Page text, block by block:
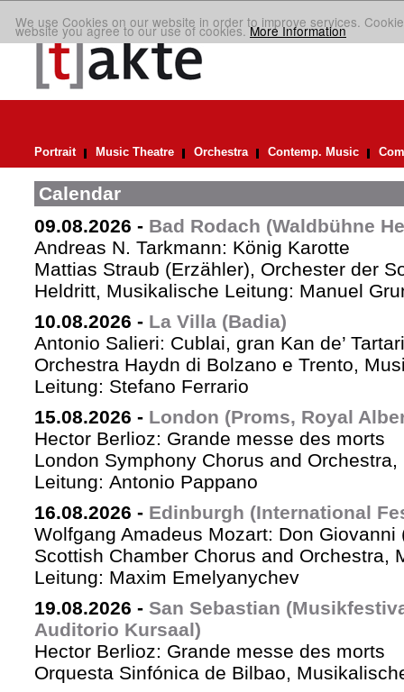
We use Cookies on our website in order to improve services.
website you agree to our use of cookies.More Information
Portrait Music Theatre Orchestra Contemp. Music
Calendar
09.08.2026 - Bad Rodach (Waldbühne
Andreas N. Tarkmann: König Karotte
Mattias Straub (Erzähler), Orchester der
Heldritt, Musikalische Leitung: Manuel
10.08.2026 - La Villa (Badia)
Antonio Salieri: Cublai, gran Kan de’
Orchestra Haydn di Bolzano e Trento,
Leitung: Stefano Ferrario
15.08.2026 - London (Proms, Royal
Hector Berlioz: Grande messe des morts
London Symphony Chorus and
Leitung: Antonio Pappano
16.08.2026 - Edinburgh (International
Wolfgang Amadeus Mozart: Don Giovanni
Scottish Chamber Chorus and Orchestra,
Leitung: Maxim Emelyanychev
19.08.2026 - San Sebastian
Auditorio Kursaal)
Hector Berlioz: Grande messe des morts
Orquesta Sinfónica de Bilbao,